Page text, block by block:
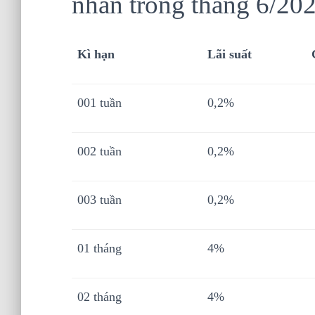
Kì hạn Lãi suất
001 tuần 0,2%
002 tuần 0,2%
003 tuần 0,2%
01 tháng 4%
02 tháng 4%